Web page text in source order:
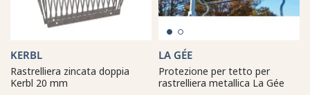
KERBL
Rastrelliera zincata doppia
Kerbl 20 mm
LA GÉE
Protezione per tetto per
rastrelliera metallica La Gée